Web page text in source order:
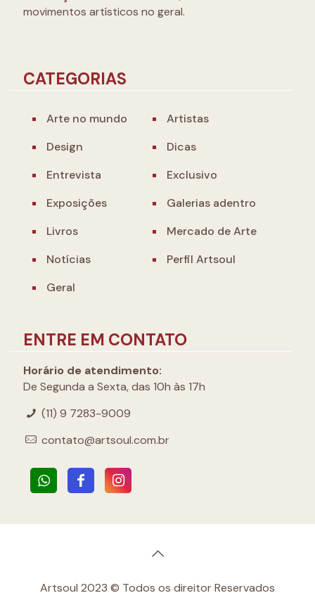
movimentos artísticos no geral.
CATEGORIAS
Arte no mundo
Artistas
Design
Dicas
Entrevista
Exclusivo
Exposições
Galerias adentro
Livros
Mercado de Arte
Notícias
Perfil Artsoul
Geral
ENTRE EM CONTATO
Horário de atendimento:
De Segunda a Sexta, das 10h às 17h
(11) 9 7283-9009
contato@artsoul.com.br
Artsoul 2023 © Todos os direitor Reservados